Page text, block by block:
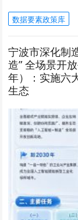
数据要素政策库
宁波市深化制
造” 全场景开
年）：实施六
生态